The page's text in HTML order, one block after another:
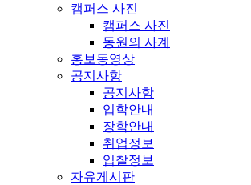
캠퍼스 사진
캠퍼스 사진
동원의 사계
홍보동영상
공지사항
공지사항
입학안내
장학안내
취업정보
입찰정보
자유게시판